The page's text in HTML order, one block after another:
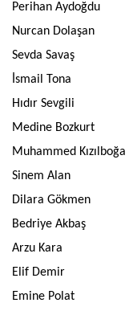
Perihan Aydoğdu
Nurcan Dolaşan
Sevda Savaş
İsmail Tona
Hıdır Sevgili
Medine Bozkurt
Muhammed Kızılboğa
Sinem Alan
Dilara Gökmen
Bedriye Akbaş
Arzu Kara
Elif Demir
Emine Polat